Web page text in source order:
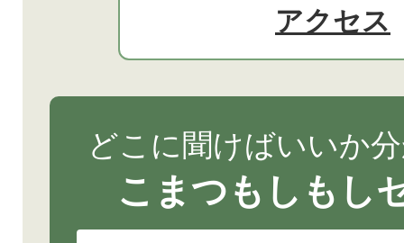
アクセス
どこに聞けばいいか
こまつもしもし